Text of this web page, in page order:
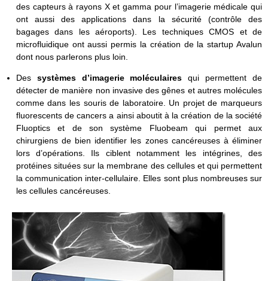
des capteurs à rayons X et gamma pour l’imagerie médicale qui
ont aussi des applications dans la sécurité (contrôle des
bagages dans les aéroports). Les techniques CMOS et de
microfluidique ont aussi permis la création de la startup Avalun
dont nous parlerons plus loin.
Des systèmes d’imagerie moléculairesqui permettent de
détecter de manière non invasive des gênes et autres molécules
comme dans les souris de laboratoire. Un projet de marqueurs
fluorescents de cancers a ainsi aboutit à la création de la société
Fluoptics et de son système Fluobeam qui permet aux
chirurgiens de bien identifier les zones cancéreuses à éliminer
lors d’opérations. Ils ciblent notamment les intégrines, des
protéines situées sur la membrane des cellules et qui permettent
la communication inter-cellulaire. Elles sont plus nombreuses sur
les cellules cancéreuses.